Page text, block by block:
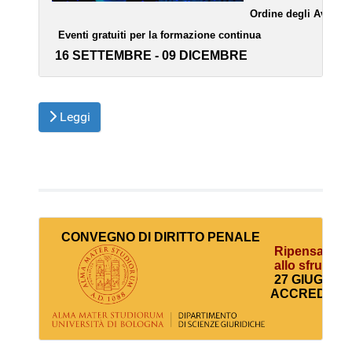
Ordine degli
Eventi gratuiti per la formazione
16 SETTEMBRE - 09 DICEMBRE
Leggi
   CONVEGNO DI
DIRITTO PENALE
Ripensare
allo
27 GIUGNO